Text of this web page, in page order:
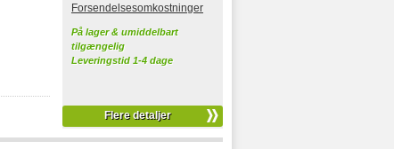
Forsendelsesomkostninger
På lager & umiddelbart
tilgængelig
Leveringstid 1-4 dage
Flere detaljer